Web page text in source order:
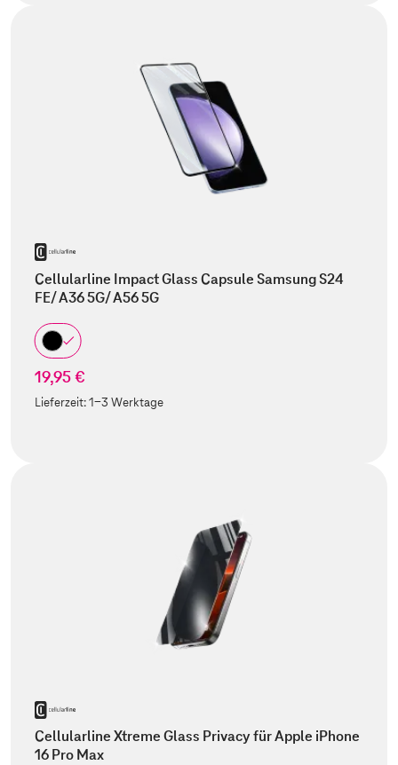
Cellularline Impact Glass Capsule Samsung S24
FE/ A36 5G/ A56 5G
19,95 €
Lieferzeit:1-3 Werktage
Cellularline Xtreme Glass Privacy für Apple iPhone
16 Pro Max